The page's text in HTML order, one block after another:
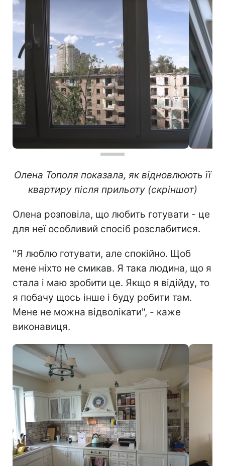
Олена Тополя показала, як відновлюють її
квартиру після прильоту (скріншот)
Олена розповіла, що любить готувати - це
для неї особливий спосіб розслабитися.
"Я люблю готувати, але спокійно. Щоб
мене ніхто не смикав. Я така людина, що я
стала і маю зробити це. Якщо я відійду, то
я побачу щось інше і буду робити там.
Мене не можна відволікати", - каже
виконавиця.